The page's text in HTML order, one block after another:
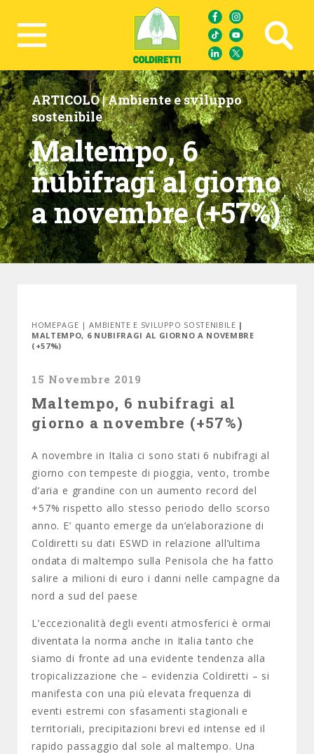
Ricerca avanzata
ARTICOLO |Ambiente e sviluppo
sostenibile
Maltempo, 6
nubifragi al giorno
a novembre (+57%)
HOMEPAGE |AMBIENTE E SVILUPPO SOSTENIBILE |
MALTEMPO, 6 NUBIFRAGI AL GIORNO A NOVEMBRE
(+57%)
15 Novembre 2019
Maltempo, 6 nubifragi al
giorno a novembre (+57%)
A novembre in Italia ci sono stati 6 nubifragi al
giorno con tempeste di pioggia, vento, trombe
d’aria e grandine con un aumento record del
+57% rispetto allo stesso periodo dello scorso
anno. E’ quanto emerge da un’elaborazione di
Coldiretti su dati ESWD in relazione all’ultima
ondata di maltempo sulla Penisola che ha fatto
salire a milioni di euro i danni nelle campagne da
nord a sud del paese
L’eccezionalità degli eventi atmosferici è ormai
diventata la norma anche in Italia tanto che
siamo di fronte ad una evidente tendenza alla
tropicalizzazione che – evidenzia Coldiretti – si
manifesta con una più elevata frequenza di
eventi estremi con sfasamenti stagionali e
territoriali, precipitazioni brevi ed intense ed il
rapido passaggio dal sole al maltempo. Una